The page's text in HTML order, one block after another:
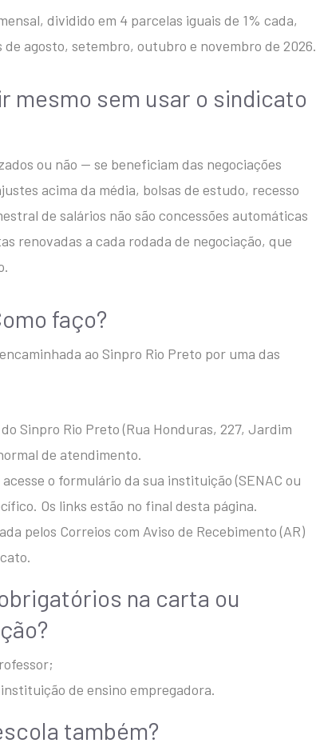
dividido em 4 parcelas iguais de 1% cada,
agosto, setembro, outubro e novembro de 2026.
mesmo sem usar o sindicato
ou não — se beneficiam das negociações
acima da média, bolsas de estudo, recesso
de salários não são concessões automáticas
renovadas a cada rodada de negociação, que
faço?
ao Sinpro Rio Preto por uma das
Sinpro Rio Preto (Rua Honduras, 227, Jardim
de atendimento.
acesse o formulário da sua instituição (SENAC ou
Os links estão no final desta página.
pelos Correios com Aviso de Recebimento (AR)
na carta ou
de ensino empregadora.
também?